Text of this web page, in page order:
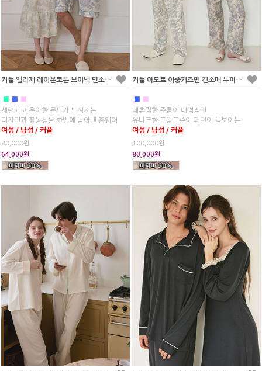
커플 엘리제 레이온코튼 브이넥 민소매 원피스 잠옷(2C)
■ ■ ■
세련되고 우아한 무드가 느껴지는
디자인과 활동성을 한번에 담아낸 홈웨어
여성 / 남성 / 커플
80,000원
64,000원
커플 아모르 이중거즈면 긴소매 투피스 잠옷(2C)
■ ■
네츄럴한 주름이 매력적인
유니크한 트왈드주이 패턴이 돋보이는
여성 / 남성 / 커플
100,000원
80,000원